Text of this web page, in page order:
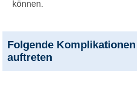
können.
Folgende
auftreten